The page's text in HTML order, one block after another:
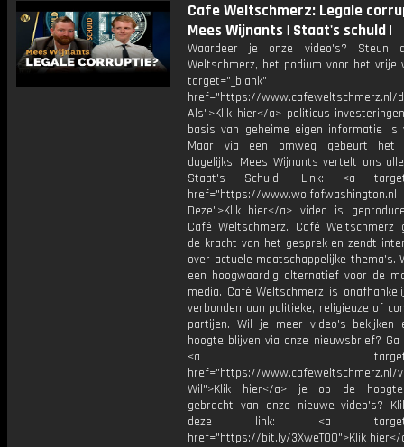
Cafe Weltschmerz: Legale
Mees Wijnants | Staat's schuld |
Waardeer je onze video's? Steun
Weltschmerz, het podium voor het vrije
target="_blank"
href="https://www.cafeweltschmerz.nl/
Als">Klik hier</a> politicus
basis van geheime eigen informatie is
Maar via een omweg gebeurt het
dagelijks. Mees Wijnants vertelt ons
Staat's Schuld! Link: <a
href="https://
Deze">Klik hier</a> video is
Café Weltschmerz. Café Weltschmerz
de kracht van het gesprek en zendt
over actuele maatschappelijke thema's.
een hoogwaardig alternatief voor de
media. Café Weltschmerz is
verbonden aan politieke, religieuze of
partijen. Wil je meer video's bekijken
hoogte blijven via onze nieuwsbrief? Ga
<a
href="https://www.cafeweltschmerz.nl/
Wil">Klik hier</a> je op de
gebracht van onze nieuwe video's?
deze link: <a
href="https://bit.ly/3XweTO0">Klik hier</